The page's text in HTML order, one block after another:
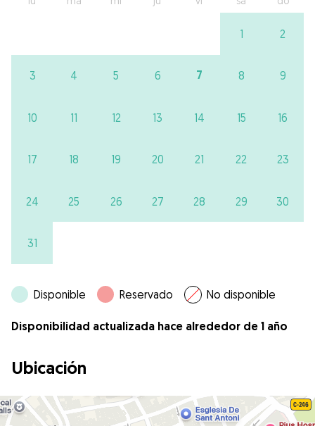
1 2
3 4 5 6 7 8 9
10 11 12 13 14 15 16
17 18 19 20 21 22 23
24 25 26 27 28 29 30
31
Disponible Reservado No disponible
Disponibilidad actualizada hace alrededor de 1 año
Ubicación